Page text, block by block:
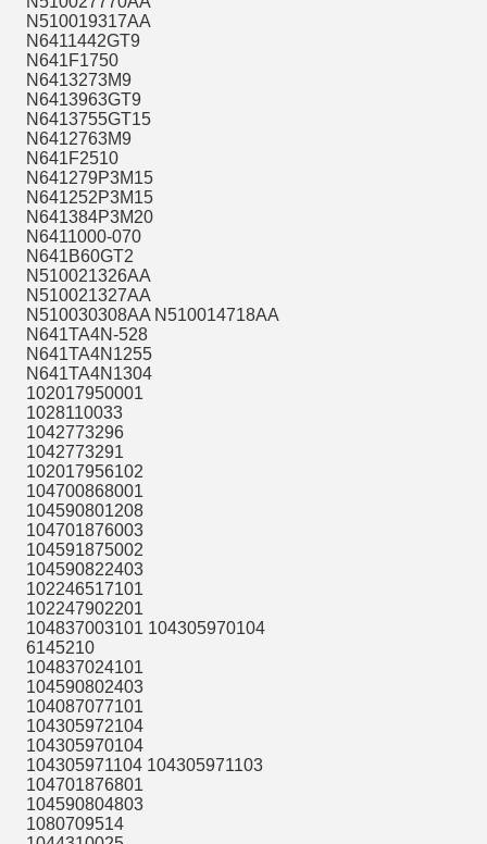
N510019317AA
N6411442GT9
N641F1750
N6413273M9
N6413963GT9
N6413755GT15
N6412763M9
N641F2510
N641279P3M15
N641252P3M15
N641384P3M20
N6411000-070
N641B60GT2
N510021326AA
N510021327AA
N510030308AA N510014718AA
N641TA4N-528
N641TA4N1255
N641TA4N1304
102017950001
1028110033
1042773296
1042773291
102017956102
104700868001
104590801208
104701876003
104591875002
104590822403
102246517101
102247902201
104837003101 104305970104
6145210
104837024101
104590802403
104087077101
104305972104
104305970104
104305971104 104305971103
104701876801
104590804803
1080709514